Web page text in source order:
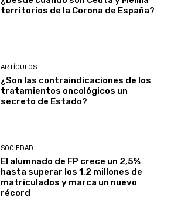
territorios de la Corona de España?
ARTÍCULOS
¿Son las contraindicaciones de los
tratamientos oncológicos un
secreto de Estado?
SOCIEDAD
El alumnado de FP crece un 2,5%
hasta superar los 1,2 millones de
matriculados y marca un nuevo
récord